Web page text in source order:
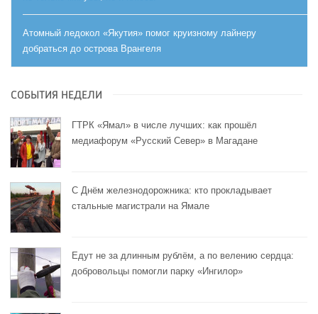
Атомный ледокол «Якутия» помог круизному лайнеру
добраться до острова Врангеля
СОБЫТИЯ НЕДЕЛИ
ГТРК «Ямал» в числе лучших: как прошёл
медиафорум «Русский Север» в Магадане
С Днём железнодорожника: кто прокладывает
стальные магистрали на Ямале
Едут не за длинным рублём, а по велению сердца:
добровольцы помогли парку «Ингилор»